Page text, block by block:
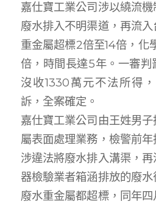
嘉仕寶工業公司涉以繞流
廢水排入不明渠道，再流
重金屬超標2倍至14倍，化
倍，時間長達5年。一審判
沒收1330萬元不法所得
訴，全案確定。
嘉仕寶工業公司由王姓男
屬表面處理業務，檢警前
涉違法將廢水排入溝渠，
器檢驗業者箱涵排放的廢
廢水重金屬都超標，同年